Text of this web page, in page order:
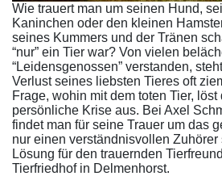
Wie trauert man um seinen Hund,
Kaninchen oder den kleinen
seines Kummers und der Tränen
“nur” ein Tier war? Von vielen
“Leidensgenossen” verstanden,
Verlust seines liebsten Tieres oft
Frage, wohin mit dem toten Tier, löst
persönliche Krise aus. Bei Axel
findet man für seine Trauer um das
nur einen verständnisvollen
Lösung für den trauernden
Tierfriedhof in Delmenhorst.